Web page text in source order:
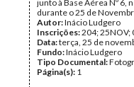
junto à Base Aérea Nº 6,
durante o 25 de
Autor:Inácio Ludgero
Inscrições:204; 25NOV;
Data:terça, 25 de
Fundo:Inácio Ludgero
Tipo Documental:
Página(s): 1